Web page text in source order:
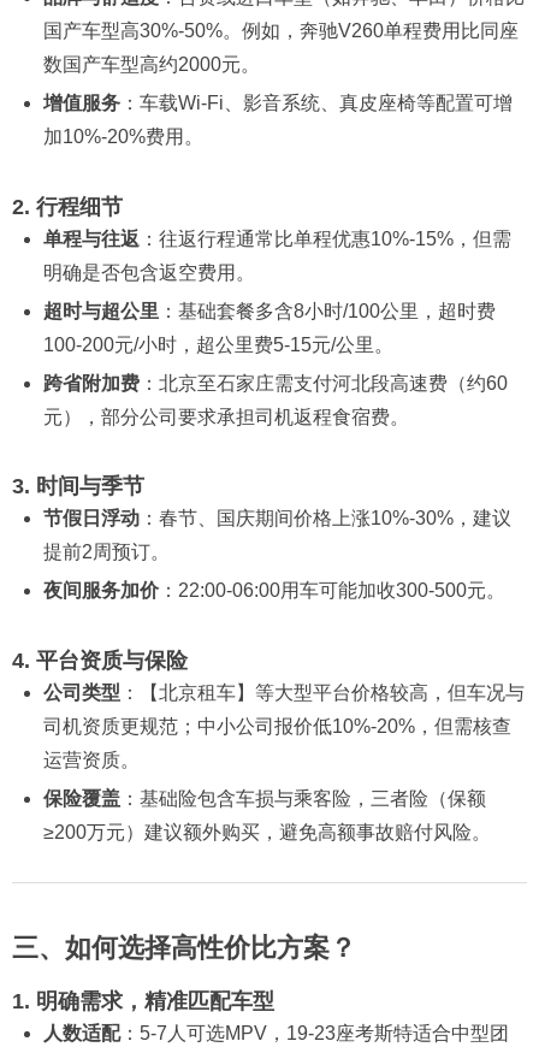
国产车型高30%-50%。例如，奔驰V260单程费用比同座
数国产车型高约2000元。
增值服务：车载Wi-Fi、影音系统、真皮座椅等配置可增
加10%-20%费用。
2. 行程细节
单程与往返 ：往返行程通常比单程优惠10%-15%，但需
明确是否包含返空费用。
超时与超公里 ：基础套餐多含8小时/100公里，超时费
100-200元/小时，超公里费5-15元/公里。
跨省附加费：北京至石家庄需支付河北段高速费（约60
元），部分公司要求承担司机返程食宿费。
3. 时间与季节
节假日浮动：春节、国庆期间价格上涨10%-30%，建议
提前2周预订。
夜间服务加价：22:00-06:00用车可能加收300-500元。
4. 平台资质与保险
公司类型 ：【北京租车】等大型平台价格较高，但车况与
司机资质更规范；中小公司报价低10%-20%，但需核查
运营资质。
保险覆盖：基础险包含车损与乘客险，三者险（保额
≥200万元）建议额外购买，避免高额事故赔付风险。
三、如何选择高性价比方案？
1. 明确需求，精准匹配车型
人数适配：5-7人可选MPV，19-23座考斯特适合中型团